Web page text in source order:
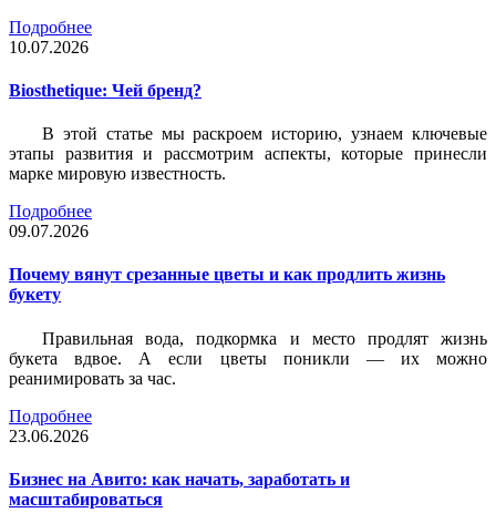
Подробнее
10.07.2026
Biosthetique: Чей бренд?
В этой статье мы раскроем историю, узнаем ключевые
этапы развития и рассмотрим аспекты, которые принесли
марке мировую известность.
Подробнее
09.07.2026
Почему вянут срезанные цветы и как продлить жизнь
букету
Правильная вода, подкормка и место продлят жизнь
букета вдвое. А если цветы поникли — их можно
реанимировать за час.
Подробнее
23.06.2026
Бизнес на Авито: как начать, заработать и
масштабироваться